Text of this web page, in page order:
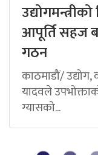
आपूर्ति सहज
गठन
काठमाडौं/ उद्योग,
यादवले
ग्यासको...